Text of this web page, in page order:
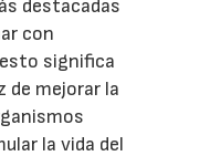
destacadas
con
significa
de mejorar la
la vida del